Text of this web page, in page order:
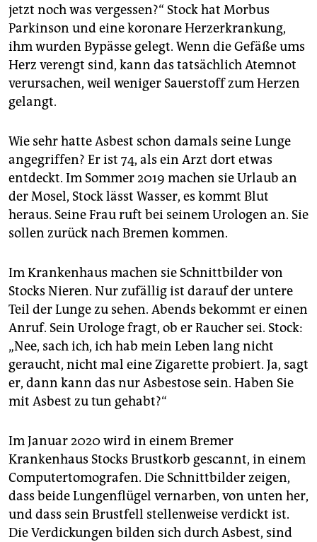
jetzt noch was vergessen?“ Stock hat Morbus
Parkinson und eine koronare Herzerkrankung,
ihm wurden Bypässe gelegt. Wenn die Gefäße ums
Herz verengt sind, kann das tatsächlich Atemnot
verursachen, weil weniger Sauerstoff zum Herzen
gelangt.
Wie sehr hatte Asbest schon damals seine Lunge
angegriffen? Er ist 74, als ein Arzt dort etwas
entdeckt. Im Sommer 2019 machen sie Urlaub an
der Mosel, Stock lässt Wasser, es kommt Blut
heraus. Seine Frau ruft bei seinem Urologen an. Sie
sollen zurück nach Bremen kommen.
Im Krankenhaus machen sie Schnittbilder von
Stocks Nieren. Nur zufällig ist darauf der untere
Teil der Lunge zu sehen. Abends bekommt er einen
Anruf. Sein Urologe fragt, ob er Raucher sei. Stock:
„Nee, sach ich, ich hab mein Leben lang nicht
geraucht, nicht mal eine Zigarette probiert. Ja, sagt
er, dann kann das nur Asbestose sein. Haben Sie
mit Asbest zu tun gehabt?“
Im Januar 2020 wird in einem Bremer
Krankenhaus Stocks Brustkorb gescannt, in einem
Computertomografen. Die Schnittbilder zeigen,
dass beide Lungenflügel vernarben, von unten her,
und dass sein Brustfell stellenweise verdickt ist.
Die Verdickungen bilden sich durch Asbest, sind